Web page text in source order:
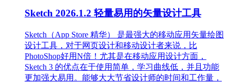
Sketch 2026.1.2 轻量易用的矢量设计工具
Sketch（App Store 精华） 是最强大的移动应用矢量绘图
设计工具，对于网页设计和移动设计者来说，比
PhotoShop好用N倍！尤其是在移动应用设计方面，
Sketch 3 的优点在于使用简单，学习曲线低，并且功能
更加强大易用。能够大大节省设计师的时间和工作量，